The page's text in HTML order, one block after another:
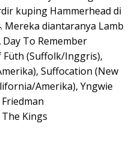
kuping Hammerhead di
Mereka diantaranya Lamb
To Remember
Füth (Suffolk/Inggris),
Suffocation (New
Amerika), Yngwie
Kings